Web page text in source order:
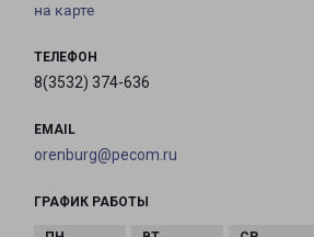
на карте
ТЕЛЕФОН
8(3532) 374-636
EMAIL
orenburg@pecom.ru
ГРАФИК РАБОТЫ